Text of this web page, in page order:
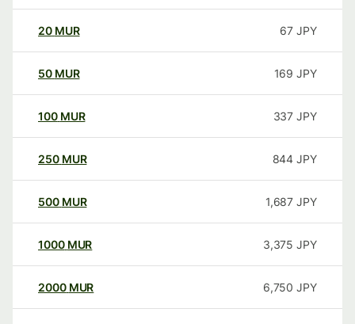
20 MUR 67 JPY
50 MUR 169 JPY
100 MUR 337 JPY
250 MUR 844 JPY
500 MUR 1,687 JPY
1000 MUR 3,375 JPY
2000 MUR 6,750 JPY